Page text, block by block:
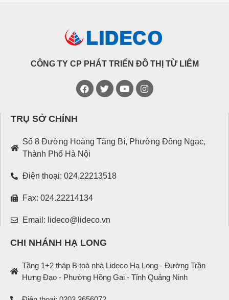
CÔNG TY CP PHÁT TRIỂN ĐÔ THỊ TỪ LIÊM
TRỤ SỞ CHÍNH
Số 8 Đường Hoàng Tăng Bí, Phường Đông Ngạc,
Thành Phố Hà Nội
Điện thoại: 024.22213518
Fax: 024.22214134
Email: lideco@lideco.vn
CHI NHÁNH HẠ LONG
Tầng 1+2 tháp B toà nhà Lideco Hạ Long - Đường Trần
Hưng Đạo - Phường Hồng Gai - Tỉnh Quảng Ninh